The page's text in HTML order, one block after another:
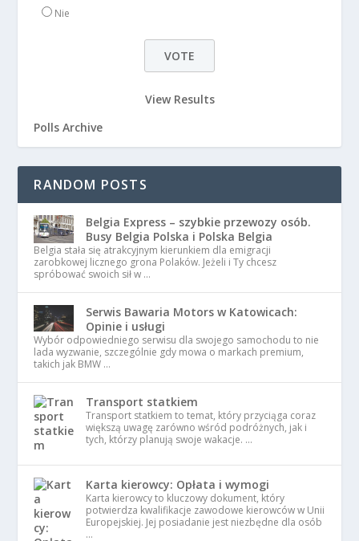
Nie
View Results
Polls Archive
RANDOM POSTS
Belgia Express – szybkie przewozy osób.
Busy Belgia Polska i Polska Belgia
Belgia stała się atrakcyjnym kierunkiem dla emigracji
zarobkowej licznego grona Polaków. Jeżeli i Ty chcesz
spróbować swoich sił w …
Serwis Bawaria Motors w Katowicach:
Opinie i usługi
Wybór odpowiedniego serwisu dla swojego samochodu to nie
lada wyzwanie, szczególnie gdy mowa o markach premium,
takich jak BMW …
Transport statkiem
Transport statkiem to temat, który przyciąga coraz
większą uwagę zarówno wśród podróżnych, jak i
tych, którzy planują swoje wakacje. …
Karta kierowcy: Opłata i wymogi
Karta kierowcy to kluczowy dokument, który
potwierdza kwalifikacje zawodowe kierowców w Unii
Europejskiej. Jej posiadanie jest niezbędne dla osób
…